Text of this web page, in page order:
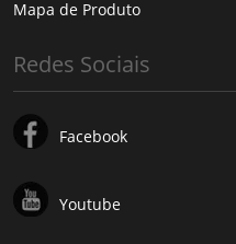
Mapa de Produto
Redes Sociais
Facebook
Youtube